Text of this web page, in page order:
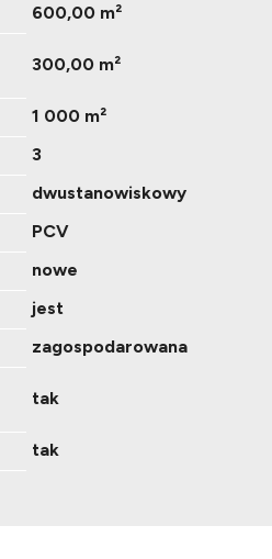
600,00 m²
300,00 m²
1 000 m²
3
dwustanowiskowy
PCV
nowe
jest
zagospodarowana
tak
tak